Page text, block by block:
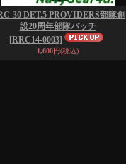
30 DET.5 PROVIDERS部隊創
設20周年部隊パッチ
[RRC14-0003]
1,600円(税込)